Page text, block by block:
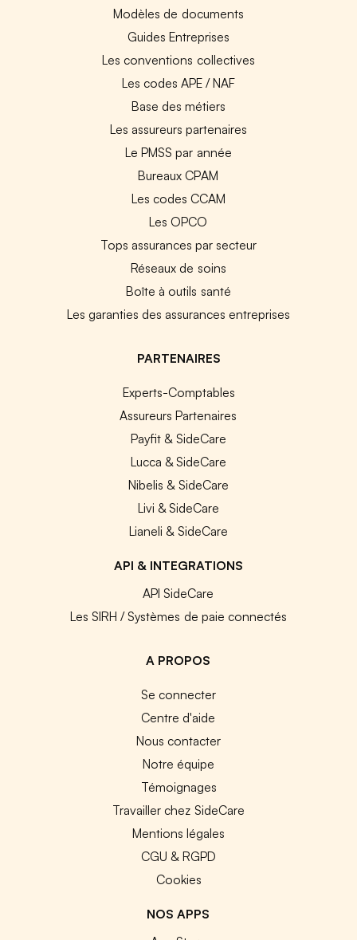
Modèles de documents
Guides Entreprises
Les conventions collectives
Les codes APE / NAF
Base des métiers
Les assureurs partenaires
Le PMSS par année
Bureaux CPAM
Les codes CCAM
Les OPCO
Tops assurances par secteur
Réseaux de soins
Boîte à outils santé
Les garanties des assurances entreprises
PARTENAIRES
Experts-Comptables
Assureurs Partenaires
Payfit & SideCare
Lucca & SideCare
Nibelis & SideCare
Livi & SideCare
Lianeli & SideCare
API & INTEGRATIONS
API SideCare
Les SIRH / Systèmes de paie connectés
A PROPOS
Se connecter
Centre d'aide
Nous contacter
Notre équipe
Témoignages
Travailler chez SideCare
Mentions légales
CGU & RGPD
Cookies
NOS APPS